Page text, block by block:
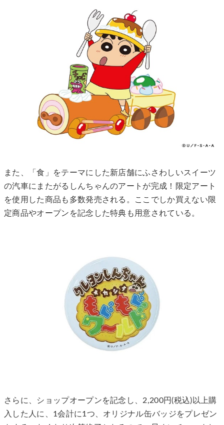
また、「食」をテーマにした新店舗にふさわしいスイーツ
の汽車にまたがるしんちゃんのアートが完成！限定アート
を使用した商品も多数発売される。ここでしか買えない限
定商品やオープンを記念した特典も用意されている。
さらに、ショップオープンを記念し、2,200円(税込)以上購
入した人に、1会計に1つ、オリジナル缶バッジをプレゼン